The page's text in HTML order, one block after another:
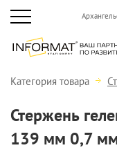
Категория товара
Стержень
139 мм 0,7